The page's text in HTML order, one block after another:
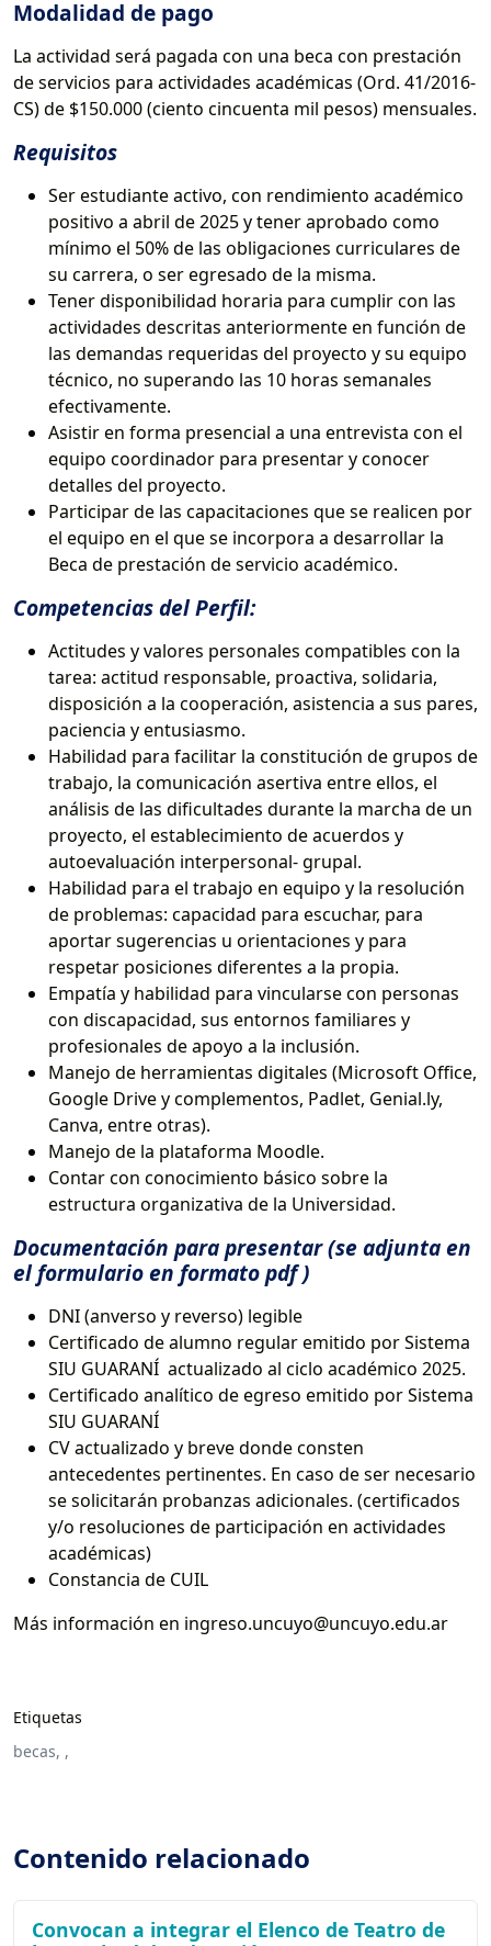
Modalidad de pago
La actividad será pagada con una beca con prestación
de servicios para actividades académicas (Ord. 41/2016-
CS) de $150.000 (ciento cincuenta mil pesos) mensuales.
Requisitos
Ser estudiante activo, con rendimiento académico
positivo a abril de 2025 y tener aprobado como
mínimo el 50% de las obligaciones curriculares de
su carrera, o ser egresado de la misma.
Tener disponibilidad horaria para cumplir con las
actividades descritas anteriormente en función de
las demandas requeridas del proyecto y su equipo
técnico, no superando las 10 horas semanales
efectivamente.
Asistir en forma presencial a una entrevista con el
equipo coordinador para presentar y conocer
detalles del proyecto.
Participar de las capacitaciones que se realicen por
el equipo en el que se incorpora a desarrollar la
Beca de prestación de servicio académico.
Competencias del Perfil:
Actitudes y valores personales compatibles con la
tarea: actitud responsable, proactiva, solidaria,
disposición a la cooperación, asistencia a sus pares,
paciencia y entusiasmo.
Habilidad para facilitar la constitución de grupos de
trabajo, la comunicación asertiva entre ellos, el
análisis de las dificultades durante la marcha de un
proyecto, el establecimiento de acuerdos y
autoevaluación interpersonal- grupal.
Habilidad para el trabajo en equipo y la resolución
de problemas: capacidad para escuchar, para
aportar sugerencias u orientaciones y para
respetar posiciones diferentes a la propia.
Empatía y habilidad para vincularse con personas
con discapacidad, sus entornos familiares y
profesionales de apoyo a la inclusión.
Manejo de herramientas digitales (Microsoft Office,
Google Drive y complementos, Padlet, Genial.ly,
Canva, entre otras).
Manejo de la plataforma Moodle.
Contar con conocimiento básico sobre la
estructura organizativa de la Universidad.
Documentación para presentar (se adjunta en
el formulario en formato pdf )
DNI (anverso y reverso) legible
Certificado de alumno regular emitido por Sistema
SIU GUARANÍ actualizado al ciclo académico 2025.
Certificado analítico de egreso emitido por Sistema
SIU GUARANÍ
CV actualizado y breve donde consten
antecedentes pertinentes. En caso de ser necesario
se solicitarán probanzas adicionales. (certificados
y/o resoluciones de participación en actividades
académicas)
Constancia de CUIL
Más información en ingreso.uncuyo@uncuyo.edu.ar
Etiquetas
becas, ,
Contenido relacionado
Convocan a integrar el Elenco de Teatro de